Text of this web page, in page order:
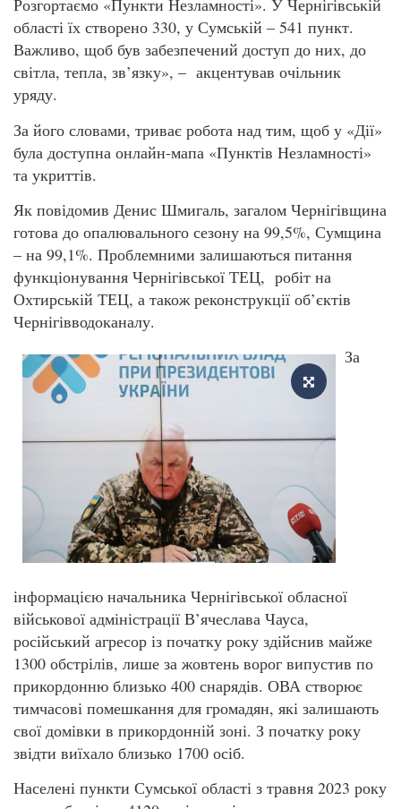
Розгортаємо «Пункти Незламності». У Чернігівській
області їх створено 330, у Сумській – 541 пункт.
Важливо, щоб був забезпечений доступ до них, до
світла, тепла, зв’язку», – акцентував очільник
уряду.
За його словами, триває робота над тим, щоб у «Дії»
була доступна онлайн-мапа «Пунктів Незламності»
та укриттів.
Як повідомив Денис Шмигаль, загалом Чернігівщина
готова до опалювального сезону на 99,5%, Сумщина
– на 99,1%. Проблемними залишаються питання
функціонування Чернігівської ТЕЦ, робіт на
Охтирській ТЕЦ, а також реконструкції об’єктів
Чернігівводоканалу.
За
інформацією начальника Чернігівської обласної
військової адміністрації В’ячеслава Чауса,
російський агресор із початку року здійснив майже
1300 обстрілів, лише за жовтень ворог випустив по
прикордонню близько 400 снарядів. ОВА створює
тимчасові помешкання для громадян, які залишають
свої домівки в прикордонній зоні. З початку року
звідти виїхало близько 1700 осіб.
Населені пункти Сумської області з травня 2023 року